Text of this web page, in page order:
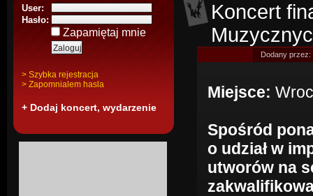
User:
Hasło:
Zapamiętaj mnie
> Szybka rejestracja
> Zapomnialem hasla
+ Dodaj koncert, wydarzenie
Koncert
Dodany przez:
Miejsce:
Spośród
o udział w
utworów na